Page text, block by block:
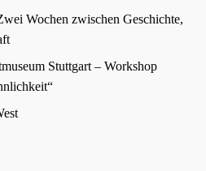
Wochen zwischen Geschichte,
Stuttgart – Workshop